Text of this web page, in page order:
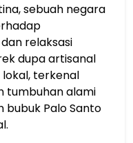
sebuah negara
relaksasi
dupa artisanal
terkenal
tumbuhan alami
Palo Santo